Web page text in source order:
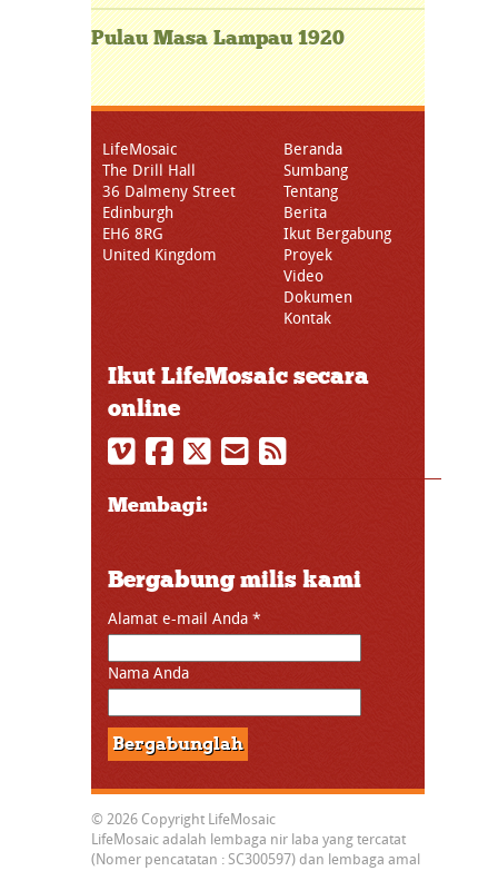
Pulau Masa Lampau 1920
LifeMosaic
The Drill Hall
36 Dalmeny Street
Edinburgh
EH6 8RG
United Kingdom
Beranda
Sumbang
Tentang
Berita
Ikut Bergabung
Proyek
Video
Dokumen
Kontak
Ikut LifeMosaic secara
online
Membagi:
Bergabung milis kami
Alamat e-mail Anda *
Nama Anda
© 2026 Copyright LifeMosaic
LifeMosaic adalah lembaga nir laba yang tercatat
(Nomer pencatatan : SC300597) dan lembaga amal